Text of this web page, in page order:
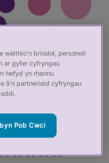
weithio’n briodol, personoli
ar gyfer cyfryngau
hefyd yn rhannu
â’n partneriaid cyfryngau
Pob Cwci